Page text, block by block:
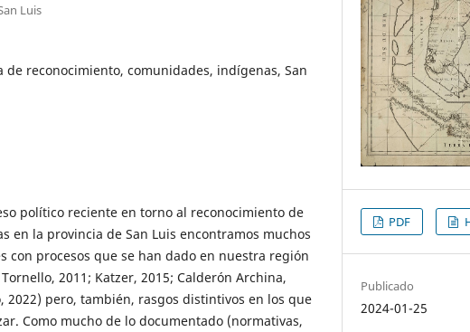
Luis
de reconocimiento, comunidades, indígenas, San
político reciente en torno al reconocimiento de
en la provincia de San Luis encontramos muchos
con procesos que se han dado en nuestra región
2011; Katzer, 2015; Calderón Archina,
2022) pero, también, rasgos distintivos en los que
Como mucho de lo documentado (normativas,
PDF
Publicado
2024-01-25